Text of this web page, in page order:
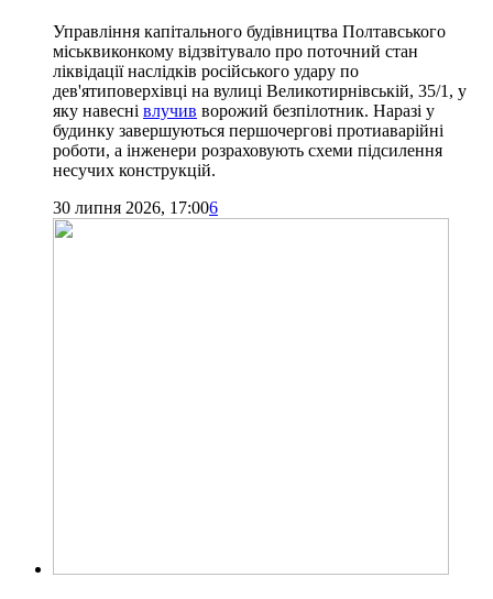
Управління капітального будівництва Полтавського
міськвиконкому відзвітувало про поточний стан
ліквідації наслідків російського удару по
дев'ятиповерхівці на вулиці Великотирнівській, 35/1, у
яку навесні влучив ворожий безпілотник. Наразі у
будинку завершуються першочергові протиаварійні
роботи, а інженери розраховують схеми підсилення
несучих конструкцій.
30 липня 2026, 17:006